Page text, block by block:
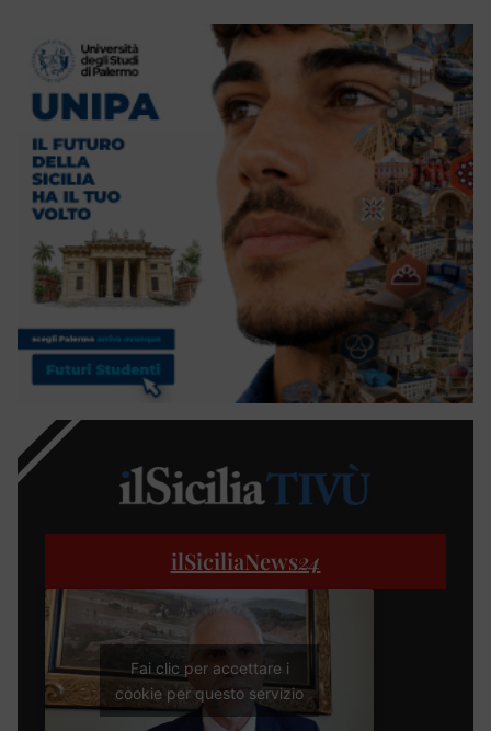
ilSiciliaNews24
Fai clic per accettare i
cookie per questo servizio